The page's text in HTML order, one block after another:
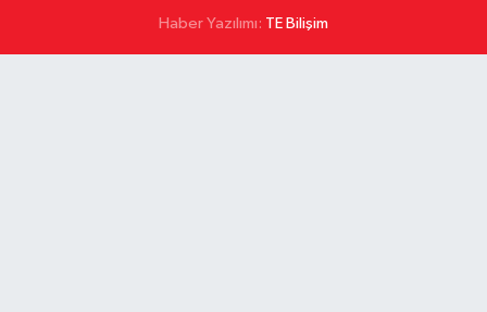
Haber Yazılımı: TE Bilişim